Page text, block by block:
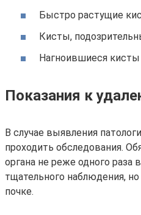
Быстро растущие
Кисты,
Нагноившиеся кисты
Показания к
В случае выявления
проходить обследования.
органа не реже одного раза
тщательного наблюдения,
почке.